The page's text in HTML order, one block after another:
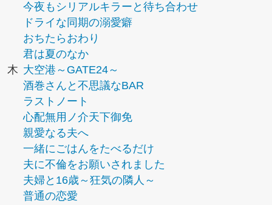
今夜もシリアルキラーと待ち合わせ
ドライな同期の溺愛癖
おちたらおわり
君は夏のなか
木 大空港～GATE24～
酒巻さんと不思議なBAR
ラストノート
心配無用ノ介天下御免
親愛なる夫へ
一緒にごはんをたべるだけ
夫に不倫をお願いされました
夫婦と16歳～狂気の隣人～
普通の恋愛